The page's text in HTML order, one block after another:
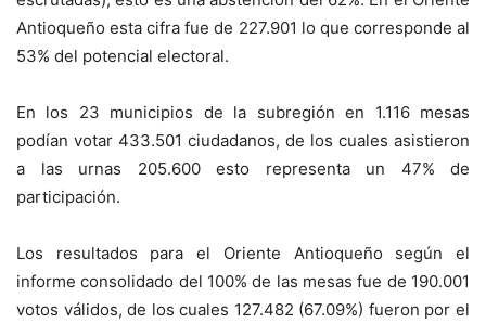
Antioqueño esta cifra fue de 227.901 lo que corresponde al
53% del potencial electoral.
En los 23 municipios de la subregión en 1.116 mesas
podían votar 433.501 ciudadanos, de los cuales asistieron
a las urnas 205.600 esto representa un 47% de
participación.
Los resultados para el Oriente Antioqueño según el
informe consolidado del 100% de las mesas fue de 190.001
votos válidos, de los cuales 127.482 (67.09%) fueron por el